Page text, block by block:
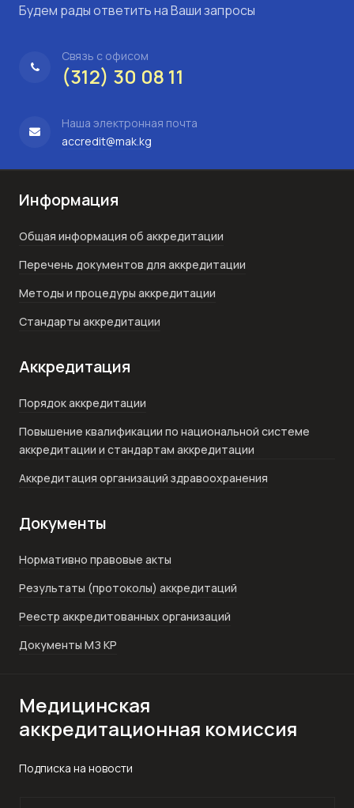
Будем рады ответить на Ваши запросы
Связь с офисом
(312) 30 08 11
Наша электронная почта
accredit@mak.kg
Информация
Общая информация об аккредитации
Перечень документов для аккредитации
Методы и процедуры аккредитации
Стандарты аккредитации
Аккредитация
Порядок аккредитации
Повышение квалификации по национальной системе
аккредитации и стандартам аккредитации
Аккредитация организаций здравоохранения
Документы
Нормативно правовые акты
Результаты (протоколы) аккредитаций
Реестр аккредитованных организаций
Документы МЗ КР
Медицинская
аккредитационная комиссия
Подписка на новости